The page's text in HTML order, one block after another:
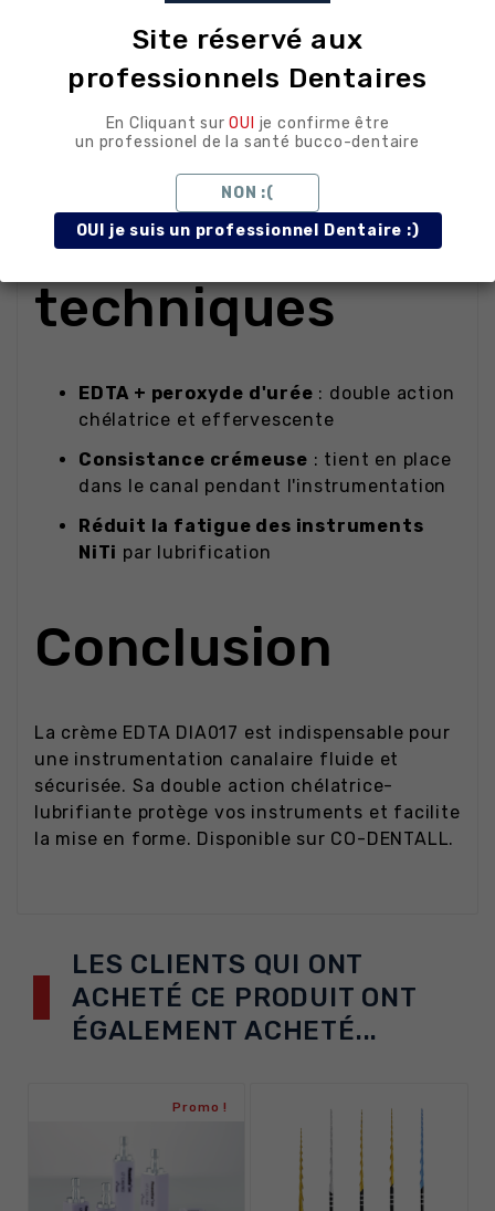
canaux calcifiés ou étroits
Rinçage final de smear layer en
association avec EDTA liquide
Avantages
techniques
EDTA + peroxyde d'urée : double action
chélatrice et effervescente
Consistance crémeuse : tient en place
dans le canal pendant l'instrumentation
Réduit la fatigue des instruments
NiTi par lubrification
Conclusion
La crème EDTA DIA017 est indispensable pour
une instrumentation canalaire fluide et
sécurisée. Sa double action chélatrice-
lubrifiante protège vos instruments et facilite
la mise en forme. Disponible sur CO-DENTALL.
LES CLIENTS QUI ONT
ACHETÉ CE PRODUIT ONT
ÉGALEMENT ACHETÉ...
Promo !
Site réservé aux
professionnels Dentaires
En Cliquant surOUI je confirme être
un professionel de la santé bucco-dentaire
NON :(
OUI je suis un professionnel Dentaire :)